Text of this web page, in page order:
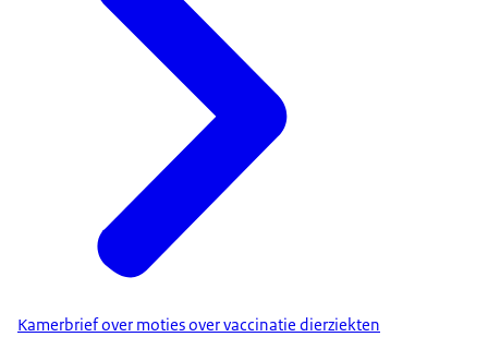
Kamerbrief over moties over vaccinatie dierziekten